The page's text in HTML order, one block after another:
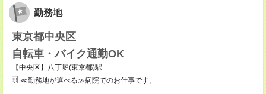
勤務地
東京都中央区
自転車・バイク通勤OK
【中央区】八丁堀(東京都)駅
≪勤務地が選べる≫病院でのお仕事です。